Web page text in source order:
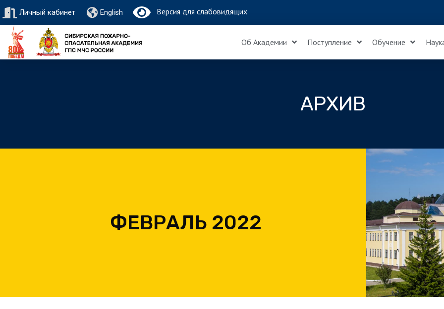
Личный кабинет English Версия для слабовидящих
Об Академии Поступление Обучение
АРХИВ
ФЕВРАЛЬ 2022